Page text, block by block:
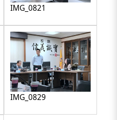
IMG_0821
IMG_0829